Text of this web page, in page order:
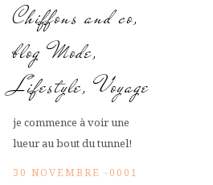
Chiffons and co,
blog Mode,
Lifestyle, Voyage
je commence à voir une
lueur au bout du tunnel!
30 NOVEMBRE -0001